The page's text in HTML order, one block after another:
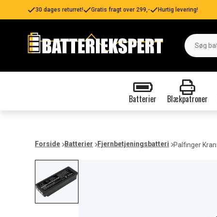
30 dages returret! Gratis fragt over 299,- Hurtig levering!
Batterier Blækpatroner
Forside Batterier Fjernbetjeningsbatteri Palfinger